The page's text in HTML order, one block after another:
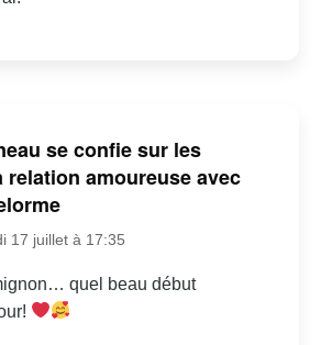
se confie sur les
relation amoureuse avec
17 juillet à 17:35
quel beau début